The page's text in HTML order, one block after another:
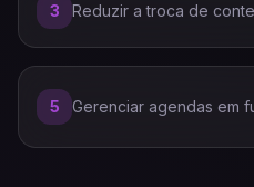
3 Reduzir a troca de
5 Gerenciar agendas em